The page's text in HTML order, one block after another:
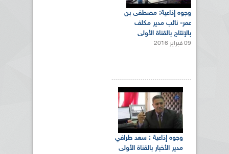
وجوه إذاعية: مصطفى بن
عمر- نائب مدير مكلف
بالإنتاج بالقناة الأولى
09 فبراير 2016
وجوه إذاعية : سعد طرافي
مدير الأخبار بالقناة الأولى